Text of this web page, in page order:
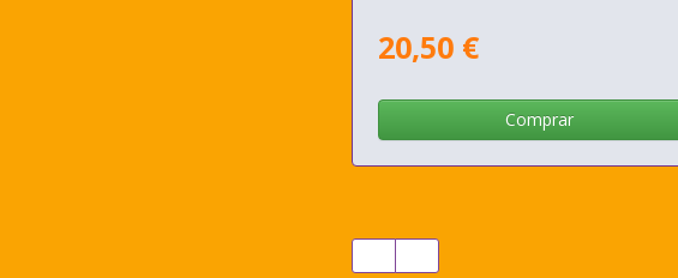
20,50 €
Comprar